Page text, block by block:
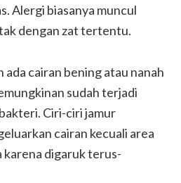
Alergi biasanya muncul
dengan zat tertentu.
ada cairan bening atau nanah
sudah terjadi
Ciri-ciri jamur
cairan kecuali area
digaruk terus-